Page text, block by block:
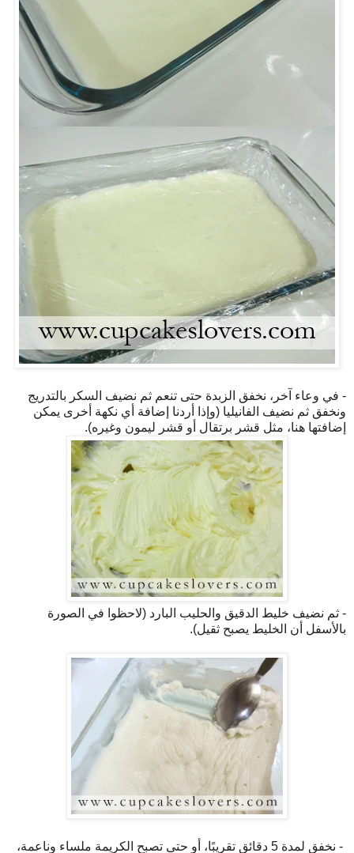
- في وعاء آخر، نخفق الزبدة حتى تنعم ثم نضيف السكر بالتدريج
ونخفق ثم نضيف الفانيليا (وإذا أردنا إضافة أي نكهة أخرى يمكن
إضافتها هنا، مثل قشر برتقال أو قشر ليمون وغيره).
- ثم نضيف خليط الدقيق والحليب البارد (لاحظوا في الصورة
بالأسفل أن الخليط يصبح ثقيل).
- نخفق لمدة 5 دقائق تقريبًا، أو حتى تصبح الكريمة ملساء وناعمة،